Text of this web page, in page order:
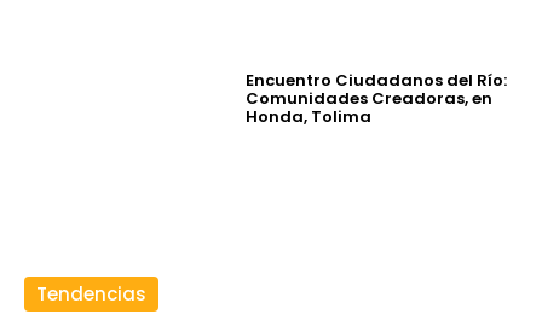
Encuentro Ciudadanos del Río:
Comunidades Creadoras, en
Honda, Tolima
Tendencias